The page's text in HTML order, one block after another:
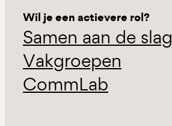
Wil je een actievere rol?
Samen aan de slag
Vakgroepen
CommLab